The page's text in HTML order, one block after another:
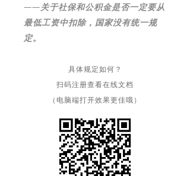
——关于社保和公积金是否一定要从
最低工资中扣除，国家没有统一规
定。
具体规定如何？
扫码注册查看在线文档
（电脑端打开效果更佳哦）